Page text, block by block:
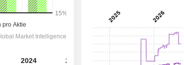
2024 2025 2026 2027